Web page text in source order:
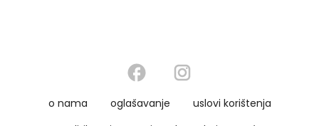
o nama oglašavanje
uslovi korištenja